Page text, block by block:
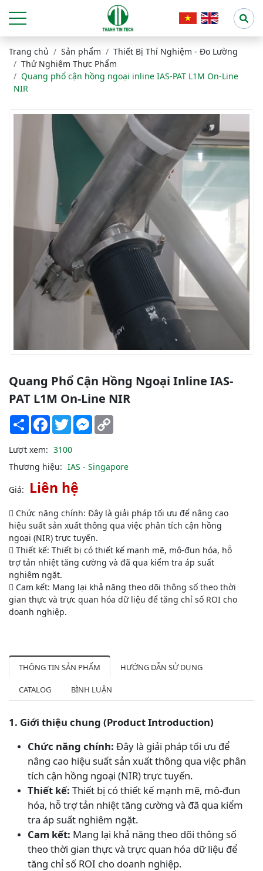
Trang chủ Sản phẩm
Thiết Bị Thí Nghiệm - Đo Lường
Thử Nghiệm Thực Phẩm
Quang phổ cận hồng ngoại inline IAS-PAT L1M On-Line
NIR
Quang Phổ Cận Hồng Ngoại Inline IAS-
PAT L1M On-Line NIR
Share Facebook
TwitterMessenger
Lượt xem: 3100
Thương hiệu: IAS - Singapore
Giá: Liên hệ
 Chức năng chính: Đây là giải pháp tối ưu để nâng cao
hiệu suất sản xuất thông qua việc phân tích cận hồng
ngoại (NIR) trực tuyến.
 Thiết kế: Thiết bị có thiết kế mạnh mẽ, mô-đun hóa, hỗ
trợ tản nhiệt tăng cường và đã qua kiểm tra áp suất
nghiêm ngặt.
 Cam kết: Mang lại khả năng theo dõi thông số theo thời
gian thực và trực quan hóa dữ liệu để tăng chỉ số ROI cho
doanh nghiệp.
THÔNG TIN SẢN PHẨM HƯỚNG DẪN SỬ DỤNG
CATALOG BÌNH LUẬN
1. Giới thiệu chung (Product Introduction)
Chức năng chính: Đây là giải pháp tối ưu để
nâng cao hiệu suất sản xuất thông qua việc phân
tích cận hồng ngoại (NIR) trực tuyến.
Thiết kế: Thiết bị có thiết kế mạnh mẽ, mô-đun
hóa, hỗ trợ tản nhiệt tăng cường và đã qua kiểm
tra áp suất nghiêm ngặt.
Cam kết: Mang lại khả năng theo dõi thông số
theo thời gian thực và trực quan hóa dữ liệu để
tăng chỉ số ROI cho doanh nghiệp.